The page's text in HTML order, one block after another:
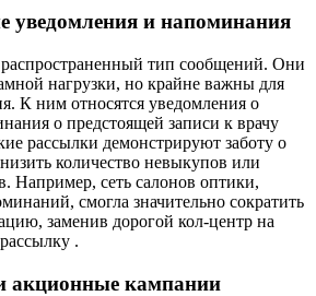
и напоминания
тип сообщений. Они
нагрузки, но крайне важны для
К ним относятся уведомления о
о предстоящей записи к врачу
рассылки демонстрируют заботу о
количество невыкупов или
Например, сеть салонов оптики,
смогла значительно сократить
заменив дорогой кол-центр на
.
акционные кампании